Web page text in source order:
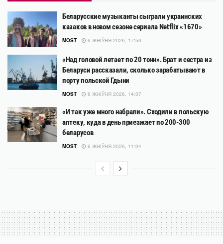
Беларусские музыканты сыграли украинских
казаков в новом сезоне сериала Netflix «1670»
MOST 6 ЖНІЎНЯ 2026, 17:50
«Над головой летает по 20 тонн». Брат и сестра из
Беларуси рассказали, сколько зарабатывают в
порту польской Гдыни
MOST 6 ЖНІЎНЯ 2026, 14:07
«И так уже много набрали». Сходили в польскую
аптеку, куда в день приезжает по 200-300
беларусов
MOST 6 ЖНІЎНЯ 2026, 11:04